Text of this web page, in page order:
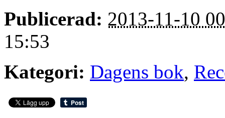
Publicerad: 2013-11-10
15:53
Kategori: Dagens bok,